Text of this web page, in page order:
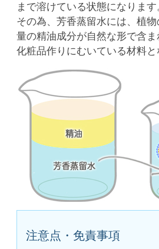
まで溶けている状態になります
その為、芳香蒸留水には、植
量の精油成分が自然な形で含
化粧品作りにむいている材料と
注意点・免責事項